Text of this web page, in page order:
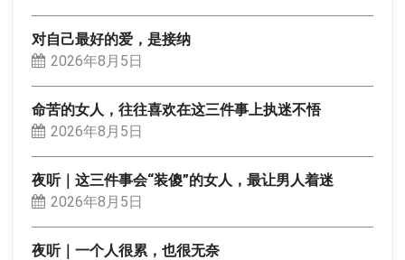
对自己最好的爱，是接纳
2026年8月5日
命苦的女人，往往喜欢在这三件事上执迷不悟
2026年8月5日
夜听｜这三件事会“装傻”的女人，最让男人着迷
2026年8月5日
夜听｜一个人很累，也很无奈